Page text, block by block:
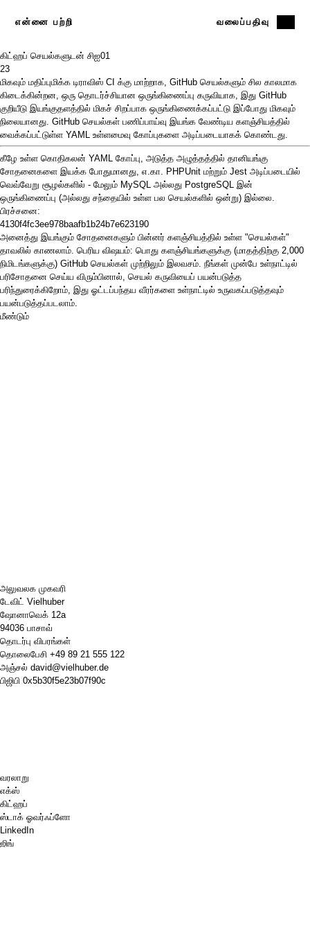
என்னை பற்றி வலைப்பதிவு
கிட்ஹப் செயல்களுடன் சிஐ01
23
மிகவும் மதிப்புமிக்க டிராவிஸ் CI க்கு மாற்றாக, GitHub செயல்களும் சில காலமாக
கிடைக்கின்றன, ஒரு தொடர்ச்சியான ஒருங்கிணைப்பு கருவியாக, இது GitHub
குறியீடு இயங்குதளத்தில் மிகச் சிறப்பாக ஒருங்கிணைக்கப்பட்டு இப்போது மிகவும்
நிலையானது. GitHub செயல்கள் பணிப்பாய்வு இயங்க வேண்டிய களஞ்சியத்தில்
வைக்கப்பட்டுள்ள YAML உள்ளமைவு கோப்புகளை அடிப்படையாகக் கொண்டது.
கீழே உள்ள கொதிகலன் YAML கோப்பு, அடுத்த அழுத்தத்தில் தானியங்கு
சோதனைகளை இயக்க போதுமானது, எ.கா. PHPUnit மற்றும் Jest அடிப்படையில்
வெவ்வேறு சூழல்களில் - மேலும் MySQL அல்லது PostgreSQL இன்
ஒருங்கிணைப்பு (அல்லது சந்தையில் உள்ள பல செயல்களில் ஒன்று) இல்லை.
பிரச்சனை:
4130f4fc3ee978baafb1b24b7e623190
அனைத்து இயங்கும் சோதனைகளும் பின்னர் களஞ்சியத்தில் உள்ள "செயல்கள்"
தாவலில் காணலாம். பெரிய விஷயம்: பொது களஞ்சியங்களுக்கு (மாதத்திற்கு 2,000
நிமிடங்களுக்கு) GitHub செயல்கள் முற்றிலும் இலவசம். நீங்கள் முன்பே உள்நாட்டில்
பரிசோதனை செய்ய விரும்பினால், செயல் கருவியைப் பயன்படுத்த
பரிந்துரைக்கிறோம், இது ஓட்டப்பந்தய வீரர்களை உள்நாட்டில் உருவகப்படுத்தவும்
பயன்படுத்தப்படலாம்.
மீண்டும்
அலுவலக முகவரி
டேவிட் Vielhuber
ஷோனாவெக் 12a
94036 பாசாவ்
தொடர்பு விபரங்கள்
தொலைபேசி +49 89 21 555 122
அஞ்சல் david@vielhuber.de
பிஜிபி 0x5b30f5e23b07f90c
வரலாறு
எக்ஸ்
கிட்ஹப்
ஸ்டாக் ஓவர்ஃப்ளோ
LinkedIn
ஜிங்